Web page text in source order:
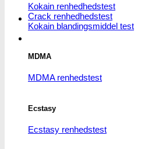
Kokain renhedhedstest
Crack renhedhedstest
Kokain blandingsmiddel test
MDMA
MDMA renhedstest
Ecstasy
Ecstasy renhedstest
flere
varianter.
Mulighederne